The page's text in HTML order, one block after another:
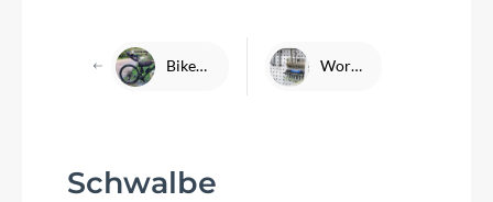
Bikepacking light durch Italien - Gravelgenuss in der Toskana (Teil 2) Woran erkenne ich eine gute Fahrradwerkstatt?
Schwalbe